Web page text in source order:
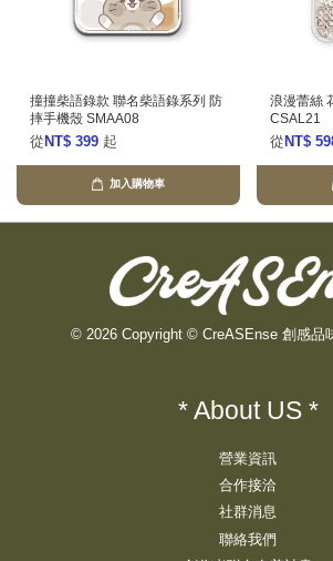
撞撞柴語錄款 聯名柴語錄系列 防
摔手機殼 SMAA08
從 NT$ 399 起
加入購物車
浪漫蕾絲
CSAL21
從 NT$
© 2026 Copyright © CreASEnse 創感品
* About US *
營業資訊
合作接洽
社群消息
聯絡我們